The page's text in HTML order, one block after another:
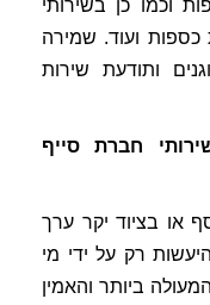
וכמו כן בשירותי
כספות ועוד. שמירה
ותודעת שירות
חברת סייף
או בציוד יקר ערך
רק על ידי מי
ביותר והאמין